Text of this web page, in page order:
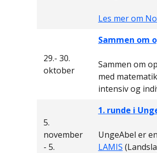
Les mer om
29.- 30.
oktober
Sammen om
Sammen om
med
intensiv og
5.
november
- 5.
1. runde i
UngeAbel er
LAMIS